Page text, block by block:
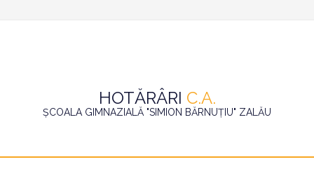
HOTĂRÂRI C.A.
ȘCOALA GIMNAZIALĂ "SIMION BĂRNUȚIU" ZALĂU